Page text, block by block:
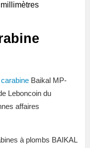
Baikal MP-
Leboncoin du
affaires
à plombs BAIKAL